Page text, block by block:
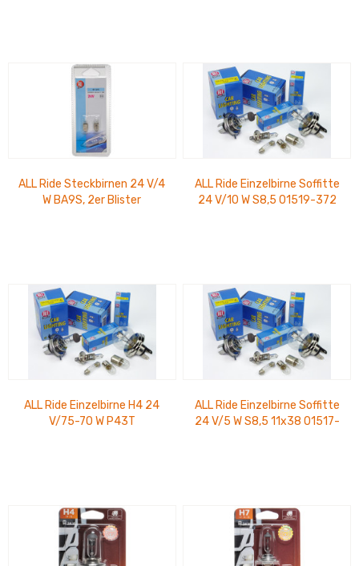
ALL Ride Steckbirnen 24 V/4
W BA9S, 2er Blister
ALL Ride Einzelbirne Soffitte
24 V/10 W S8,5 01519-372
ALL Ride Einzelbirne H4 24
V/75-70 W P43T
ALL Ride Einzelbirne Soffitte
24 V/5 W S8,5 11x38 01517-